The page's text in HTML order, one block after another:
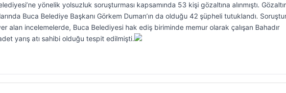
yönelik yolsuzluk soruşturması kapsamında 53 kişi gözaltına alınmıştı.
Buca Belediye Başkanı Görkem Duman’ın da olduğu 42 şüpheli tutuklandı.
alan incelemelerde, Buca Belediyesi hak ediş biriminde memur olarak çalışan Bahadır
adet yarış atı sahibi olduğu tespit edilmişti.